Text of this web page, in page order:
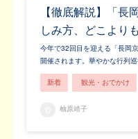
【徹底解説】「
しみ方、どこより
今年で32回目を迎える「長岡
開催されます。華やかな行列
新着 観光・おでかけ
柚原靖子